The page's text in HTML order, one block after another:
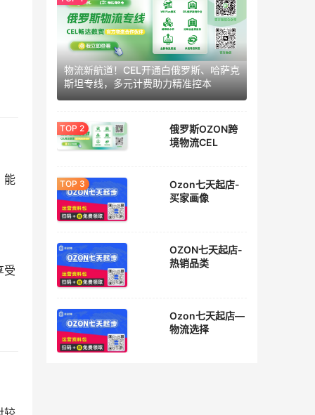
能
受
物流新航道！CEL开通白俄罗斯、哈萨克
斯坦专线，多元计费助力精准控本
俄罗斯OZON跨
境物流CEL
Ozon七天起店-
买家画像
OZON七天起店-
热销品类
Ozon七天起店—
物流选择